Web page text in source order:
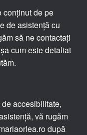
conținut de pe
de asistență cu
să ne contactați
cum este detaliat
accesibilitate,
vă rugăm
după